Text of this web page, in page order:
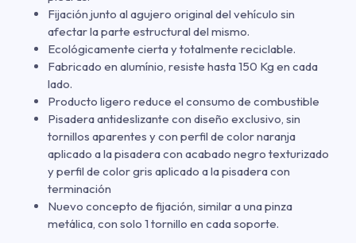
Fijación junto al agujero original del vehículo sin
afectar la parte estructural del mismo.
Ecológicamente cierta y totalmente reciclable.
Fabricado en alumínio, resiste hasta 150 Kg en cada
lado.
Producto ligero reduce el consumo de combustible
Pisadera antideslizante con diseño exclusivo, sin
tornillos aparentes y con perfil de color naranja
aplicado a la pisadera con acabado negro texturizado
y perfil de color gris aplicado a la pisadera con
terminación
Nuevo concepto de fijación, similar a una pinza
metálica, con solo 1 tornillo en cada soporte.